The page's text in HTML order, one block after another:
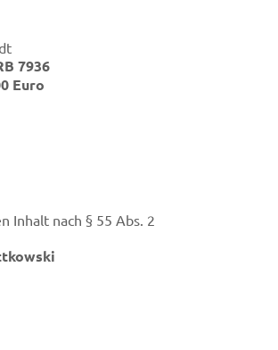
7936
Euro
Inhalt nach § 55 Abs. 2